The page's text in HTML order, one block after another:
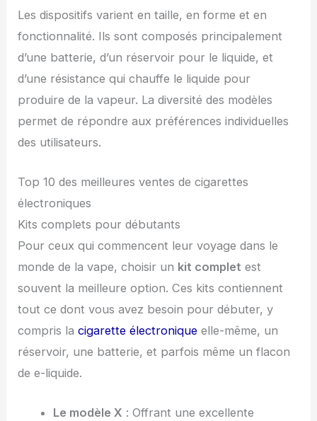
Les dispositifs varient en taille, en forme et en
fonctionnalité. Ils sont composés principalement
d’une batterie, d’un réservoir pour le liquide, et
d’une résistance qui chauffe le liquide pour
produire de la vapeur. La diversité des modèles
permet de répondre aux préférences individuelles
des utilisateurs.
Top 10 des meilleures ventes de cigarettes
électroniques
Kits complets pour débutants
Pour ceux qui commencent leur voyage dans le
monde de la vape, choisir un kit complet est
souvent la meilleure option. Ces kits contiennent
tout ce dont vous avez besoin pour débuter, y
compris lacigarette électronique elle-même, un
réservoir, une batterie, et parfois même un flacon
de e-liquide.
Le modèle X : Offrant une excellente